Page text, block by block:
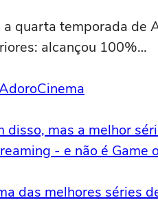
quarta temporada de
alcançou 100%…
disso, mas a melhor
- e não é Game
das melhores séries